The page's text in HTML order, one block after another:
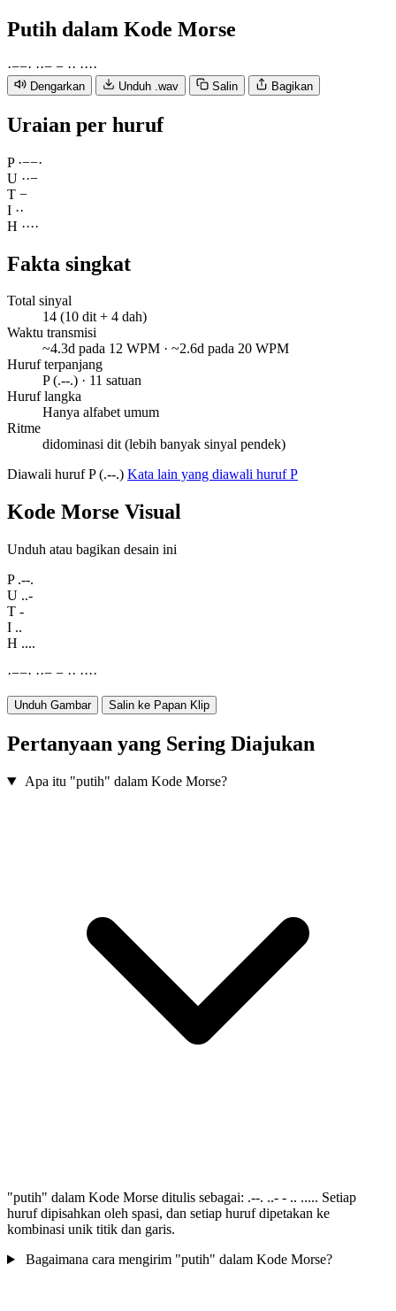
Putih dalam Kode Morse
·−−· ··− − ·· ····
Dengarkan Unduh .wav Salin Bagikan
Uraian per huruf
P ·−−·
U ··−
T −
I ··
H ····
Fakta singkat
Total sinyal
14 (10 dit + 4 dah)
Waktu transmisi
~4.3d pada 12 WPM · ~2.6d pada 20 WPM
Huruf terpanjang
P (.--.) · 11 satuan
Huruf langka
Hanya alfabet umum
Ritme
didominasi dit (lebih banyak sinyal pendek)
Diawali huruf P (.--.) Kata lain yang diawali huruf P
Kode Morse Visual
Unduh atau bagikan desain ini
P .--.
U ..-
T -
I ..
H ....
·−−· ··− − ·· ····
Unduh Gambar Salin ke Papan Klip
Pertanyaan yang Sering Diajukan
Apa itu "putih" dalam Kode Morse?
"putih" dalam Kode Morse ditulis sebagai: .--. ..- - .. ..... Setiap
huruf dipisahkan oleh spasi, dan setiap huruf dipetakan ke
kombinasi unik titik dan garis.
Bagaimana cara mengirim "putih" dalam Kode Morse?